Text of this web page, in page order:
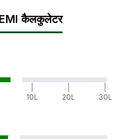
कैलकुलेटर
10L
20L
30L